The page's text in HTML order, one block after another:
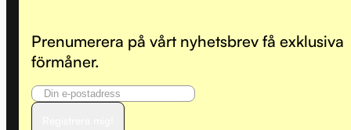
Prenumerera på vårt nyhetsbrev få exklusiva
förmåner.